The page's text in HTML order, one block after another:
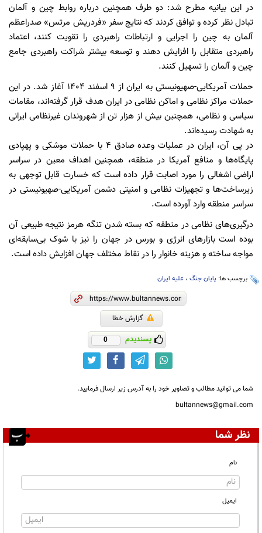
در این بیانیه مطرح شد: دو طرف همچنین درباره روابط چین و آلمان
تبادل نظر کرده و توافق کردند که نتایج سفر «فردریش مرتس» صدراعظم
آلمان به چین را اجرایی و ارتباطات راهبردی را تقویت کنند، اعتماد
راهبردی متقابل را افزایش دهند و توسعه بیشتر شراکت راهبردی جامع
چین و آلمان را تسهیل کنند.
حملات آمریکایی-صهیونیستی به ایران از ۹ اسفند ۱۴۰۴ آغاز شد. در این
حملات مراکز نظامی و اماکن نظامی در ایران هدف قرار گرفته‌اند، مقامات
سیاسی و نظامی، همچنین بیش از هزار تن از شهروندان غیرنظامی ایرانی
به شهادت رسیده‌اند.
در پی آن، ایران در عملیات وعده صادق ۴ با حملات موشکی و پهپادی
پایگاه‌ها و منافع آمریکا در منطقه، همچنین اهداف معین در سراسر
اراضی اشغالی را مورد اصابت قرار داده است که خسارت قابل توجهی به
زیرساخت‌ها و تجهیزات نظامی و امنیتی دشمن آمریکایی-صهیونیستی در
سراسر منطقه وارد آورده است.
درگیری‌های نظامی در منطقه که بسته شدن تنگه هرمز نتیجه طبیعی آن
بوده است‌ بازارهای انرژی و بورس در جهان را نیز با شوک بی‌سابقه‌ای
مواجه ساخته و هزینه خانوار را در نقاط مختلف جهان افزایش داده است.
برچسب ها: پایان جنگ ، علیه ایران
گزارش خطا
پسندیدم 0
شما می توانید مطالب و تصاویر خود را به آدرس زیر ارسال فرمایید.
bultannews@gmail.com
نظر شما
نام
ایمیل